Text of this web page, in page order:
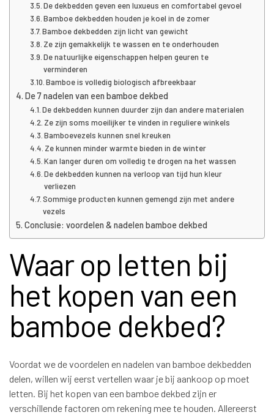
De dekbedden geven een luxueus en comfortabel gevoel
Bamboe dekbedden houden je koel in de zomer
Bamboe dekbedden zijn licht van gewicht
Ze zijn gemakkelijk te wassen en te onderhouden
De natuurlijke eigenschappen helpen geuren te
verminderen
Bamboe is volledig biologisch afbreekbaar
De 7 nadelen van een bamboe dekbed
De dekbedden kunnen duurder zijn dan andere materialen
Ze zijn soms moeilijker te vinden in reguliere winkels
Bamboevezels kunnen snel kreuken
Ze kunnen minder warmte bieden in de winter
Kan langer duren om volledig te drogen na het wassen
De dekbedden kunnen na verloop van tijd hun kleur
verliezen
Sommige producten kunnen gemengd zijn met andere
vezels
Conclusie: voordelen & nadelen bamboe dekbed
Waar op letten bij
het kopen van een
bamboe dekbed?
Voordat we de voordelen en nadelen van bamboe dekbedden
delen, willen wij eerst vertellen waar je bij aankoop op moet
letten. Bij het kopen van een bamboe dekbed zijn er
verschillende factoren om rekening mee te houden. Allereerst